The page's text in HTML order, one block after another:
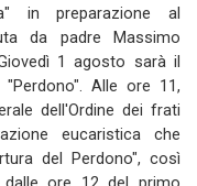
in preparazione al
da padre Massimo
1 agosto sarà il
Alle ore 11,
dell'Ordine dei frati
eucaristica che
del Perdono", così